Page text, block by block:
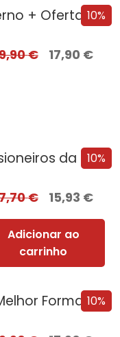
10%
Eterno + Oferta Inocência Mortal
€ 17,90 €
10%
Prisioneiros da Geografia Teste o Seu Conhecimento
€ 15,93 €
Adicionar ao
carrinho
10%
A Melhor Forma de Enterrar o Teu...